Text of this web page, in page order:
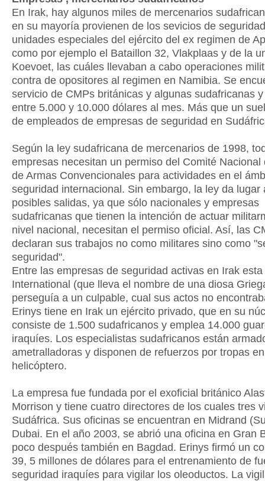
En Irak, hay algunos miles de mercenarios
en su mayoría provienen de los sevicios de
unidades especiales del ejército del ex regimen de
como por ejemplo el Bataillon 32, Vlakplaas y de la
Koevoet, las cuáles llevaban a cabo operaciones
contra de opositores al regimen en Namibia. Se
servicio de CMPs británicas y algunas sudafricanas
entre 5.000 y 10.000 dólares al mes. Más que un
de empleados de empresas de seguridad en
Según la ley sudafricana de mercenarios de 1998,
empresas necesitan un permiso del Comité Nacional
de Armas Convencionales para actividades en el
seguridad internacional. Sin embargo, la ley da lugar
posibles salidas, ya que sólo nacionales y empresas
sudafricanas que tienen la intención de actuar
nivel nacional, necesitan el permiso oficial. Así, las
declaran sus trabajos no como militares sino como
seguridad".
Entre las empresas de seguridad activas en Irak
International (que lleva el nombre de una diosa
perseguía a un culpable, cual sus actos no
Erinys tiene en Irak un ejército privado, que en su
consiste de 1.500 sudafricanos y emplea 14.000
iraquíes. Los especialistas sudafricanos están
ametralladoras y disponen de refuerzos por tropas en
helicóptero.
La empresa fue fundada por el exoficial británico
Morrison y tiene cuatro directores de los cuales tres
Sudáfrica. Sus oficinas se encuentran en Midrand
Dubai. En el año 2003, se abrió una oficina en Gran
poco después también en Bagdad. Erinys firmó un
39, 5 millones de dólares para el entrenamiento de
seguridad iraquíes para vigilar los oleoductos. La